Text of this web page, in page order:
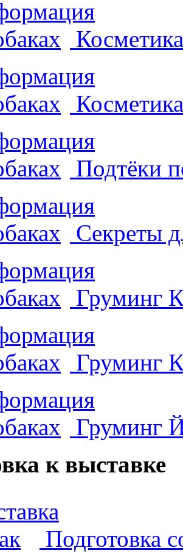
Подтёки
Секреты
Груминг
Груминг
Груминг
к выставке
Подготовка